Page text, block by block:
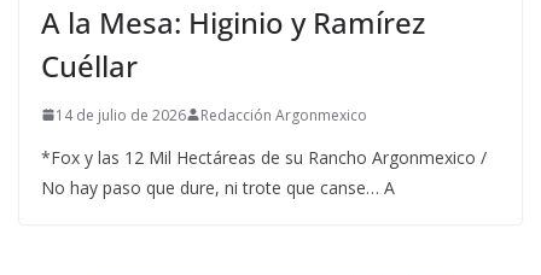
A la Mesa: Higinio y Ramírez
Cuéllar
14 de julio de 2026 Redacción Argonmexico
*Fox y las 12 Mil Hectáreas de su Rancho Argonmexico /
No hay paso que dure, ni trote que canse… A